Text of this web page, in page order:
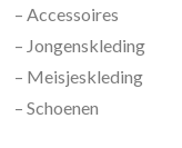
– Accessoires
– Jongenskleding
– Meisjeskleding
– Schoenen